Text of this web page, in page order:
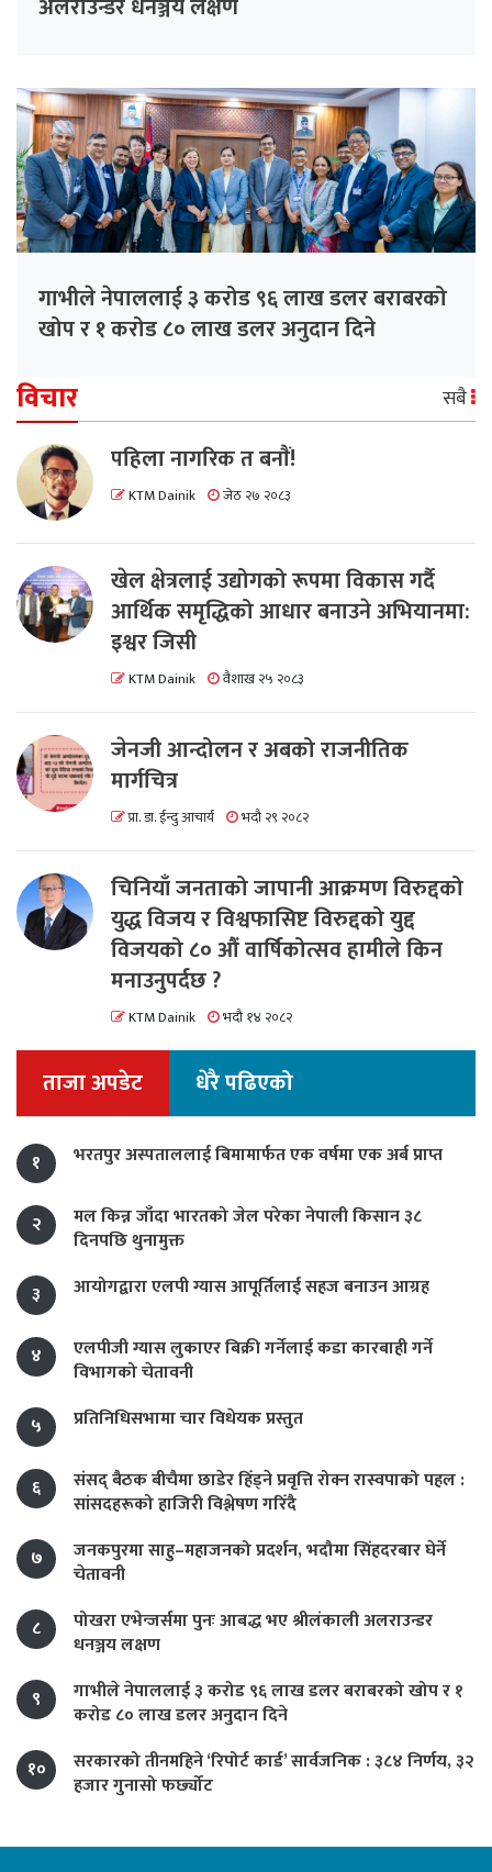
अलराउन्डर धनञ्जय लक्षण
गाभीले नेपाललाई ३ करोड ९६ लाख डलर बराबरको
खोप र १ करोड ८० लाख डलर अनुदान दिने
विचार सबै
पहिला नागरिक त बनाैं!
KTM Dainik जेठ २७ २०८३
खेल क्षेत्रलाई उद्योगको रूपमा विकास गर्दै
आर्थिक समृद्धिको आधार बनाउने अभियानमा:
इश्वर जिसी
KTM Dainik वैशाख २५ २०८३
जेनजी आन्दोलन र अबको राजनीतिक
मार्गचित्र
प्रा. डा. ईन्दु आचार्य भदौ २९ २०८२
चिनियाँ जनताको जापानी आक्रमण विरुद्दको
युद्ध विजय र विश्वफासिष्ट विरुद्दको युद्द
विजयको ८० औं वार्षिकोत्सव हामीले किन
मनाउनुपर्दछ ?
KTM Dainik भदौ १४ २०८२
ताजा अपडेट धेरै पढिएको
१ भरतपुर अस्पताललाई बिमामार्फत एक वर्षमा एक अर्ब प्राप्त
२
मल किन्न जाँदा भारतको जेल परेका नेपाली किसान ३८
दिनपछि थुनामुक्त
३
आयोगद्वारा एलपी ग्यास आपूर्तिलाई सहज बनाउन आग्रह
४
एलपीजी ग्यास लुकाएर बिक्री गर्नेलाई कडा कारबाही गर्ने
विभागको चेतावनी
५
प्रतिनिधिसभामा चार विधेयक प्रस्तुत
६
संसद् बैठक बीचैमा छाडेर हिँड्ने प्रवृत्ति रोक्न रास्वपाको पहल :
सांसदहरूको हाजिरी विश्लेषण गरिँदै
७
जनकपुरमा साहु–महाजनको प्रदर्शन, भदौमा सिंहदरबार घेर्ने
चेतावनी
८
पोखरा एभेन्जर्समा पुनः आबद्ध भए श्रीलंकाली अलराउन्डर
धनञ्जय लक्षण
९
गाभीले नेपाललाई ३ करोड ९६ लाख डलर बराबरको खोप र १
करोड ८० लाख डलर अनुदान दिने
१०
सरकारको तीनमहिने ‘रिपोर्ट कार्ड’ सार्वजनिक : ३८४ निर्णय, ३२
हजार गुनासो फर्छ्योट